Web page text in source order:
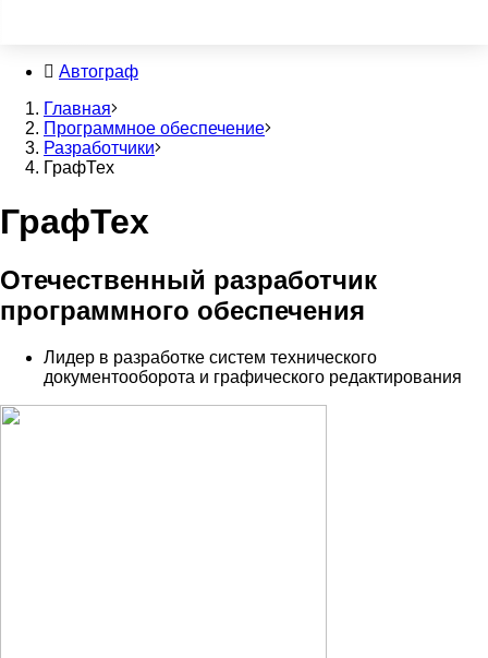
Основная
навигация
по
ПО
оборудования
Автограф
Строка
навигации
Главная
Программное обеспечение
Разработчики
ГрафТех
ГрафТех
Отечественный разработчик
программного обеспечения
Лидер в разработке систем технического
документооборота и графического редактирования